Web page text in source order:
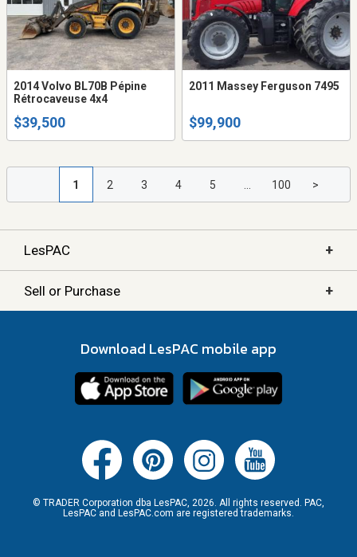
2014 Volvo BL70B Pépine
Rétrocaveuse 4x4
$39,500
2011 Massey Ferguson 7495
$99,900
1 2 3 4 5 100 >
LesPAC +
Sell or Purchase +
Download LesPAC mobile app
© TRADER Corporation dba LesPAC, 2026. All rights reserved. PAC,
LesPAC and LesPAC.com are registered trademarks.